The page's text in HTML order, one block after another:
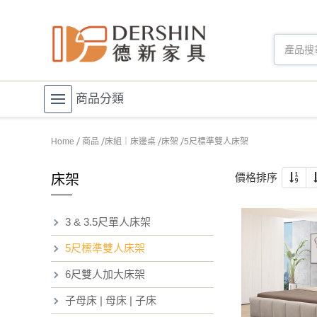
商品分類
Home 商品 床組｜床邊桌 床架 5尺標準雙人床架
床架
3 & 3.5尺單人床架
5尺標準雙人床架
6尺雙人加大床架
子母床 | 母床 | 子床
價格排序